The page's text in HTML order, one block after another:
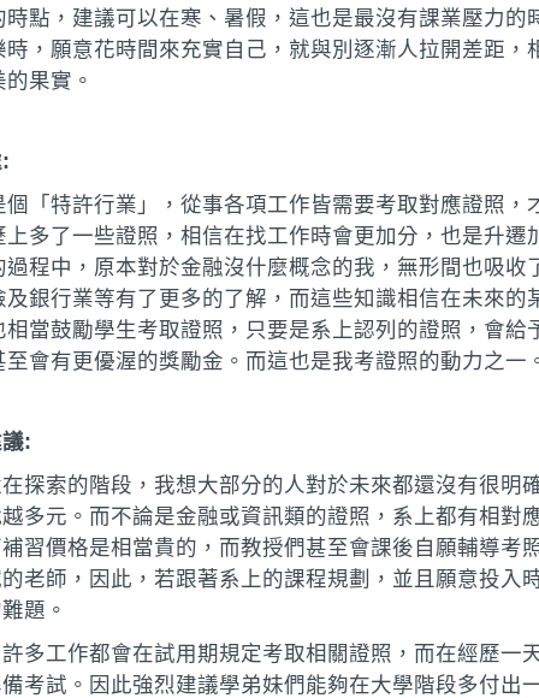
時點，建議可以在寒、暑假，這也是最沒有課業壓力
時，願意花時間來充實自己，就與別逐漸人拉開差距
果實。
:
個「特許行業」，從事各項工作皆需要考取對應證照
上多了一些證照，相信在找工作時會更加分，也是升遷
過程中，原本對於金融沒什麼概念的我，無形間也吸
及銀行業等有了更多的了解，而這些知識相信在未來的
相當鼓勵學生考取證照，只要是系上認列的證照，會
至會有更優渥的獎勵金。而這也是我考證照的動力之一
:
探索的階段，我想大部分的人對於未來都還沒有很明
多元。而不論是金融或資訊類的證照，系上都有相對
習價格是相當貴的，而教授們甚至會課後自願輔導考
老師，因此，若跟著系上的課程規劃，並且願意投入
題。
多工作都會在試用期規定考取相關證照，而在經歷一
考試。因此強烈建議學弟妹們能夠在大學階段多付出